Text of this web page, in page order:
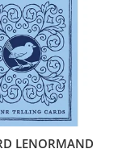
LENORMAND